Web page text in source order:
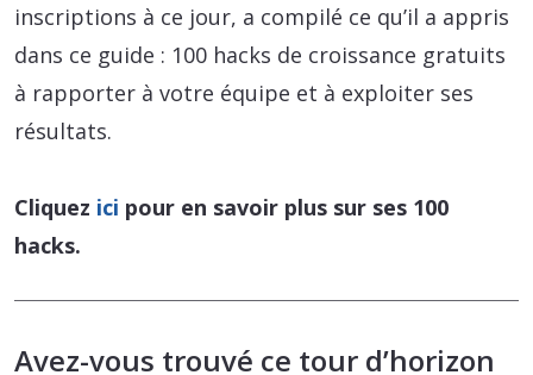
inscriptions à ce jour, a compilé ce qu’il a appris
dans ce guide : 100 hacks de croissance gratuits
à rapporter à votre équipe et à exploiter ses
résultats.
Cliquez ici pour en savoir plus sur ses 100
hacks.
Avez-vous trouvé ce tour d’horizon